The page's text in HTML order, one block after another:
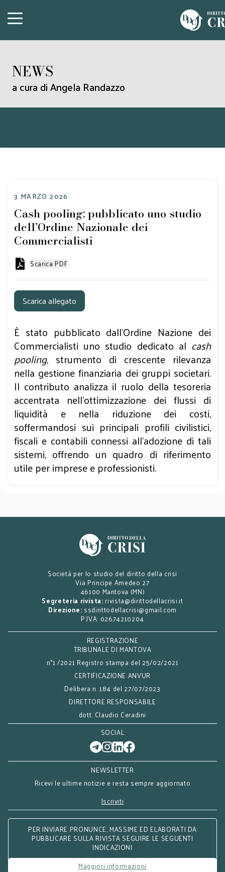
NEWS
a cura di Angela Randazzo
3 MARZO 2026
Cash pooling: pubblicato uno studio
dell’Ordine Nazionale dei
Commercialisti
Scarica PDF
Scarica allegato
È stato pubblicato dall’Ordine Nazione dei
Commercialisti uno studio dedicato al cash
pooling, strumento di crescente rilevanza
nella gestione finanziaria dei gruppi societari.
Il contributo analizza il ruolo della tesoreria
accentrata nell’ottimizzazione dei flussi di
liquidità e nella riduzione dei costi,
soffermandosi sui principali profili civilistici,
fiscali e contabili connessi all’adozione di tali
sistemi, offrendo un quadro di riferimento
utile per imprese e professionisti.
Società per lo studio del diritto della crisi
Via Principe Amedeo 27
46100 Mantova (MN)
Segreteria rivista: rivista@dirittodellacrisi.it
Direzione: ssdirittodellacrisi@gmail.com
P.IVA: 02674210204
REGISTRAZIONE
TRIBUNALE DI MANTOVA
n°1 /2021 Registro stampa del 25/02/2021
CERTIFICAZIONE ANVUR
Delibera n. 184 del 27/07/2023
DIRETTORE RESPONSABILE
dott. Claudio Ceradini
SOCIAL
NEWSLETTER
Ricevi le ultime notizie e resta sempre aggiornato
Iscriviti
PER INVIARE PRONUNCE, MASSIME ED ELABORATI DA
PUBBLICARE SULLA RIVISTA SEGUIRE LE SEGUENTI
INDICAZIONI
Maggiori informazioni